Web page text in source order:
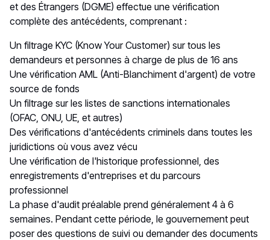
et des Étrangers (DGME) effectue une vérification
complète des antécédents, comprenant :
Un filtrage KYC (Know Your Customer) sur tous les
demandeurs et personnes à charge de plus de 16 ans
Une vérification AML (Anti-Blanchiment d'argent) de votre
source de fonds
Un filtrage sur les listes de sanctions internationales
(OFAC, ONU, UE, et autres)
Des vérifications d'antécédents criminels dans toutes les
juridictions où vous avez vécu
Une vérification de l'historique professionnel, des
enregistrements d'entreprises et du parcours
professionnel
La phase d'audit préalable prend généralement 4 à 6
semaines. Pendant cette période, le gouvernement peut
poser des questions de suivi ou demander des documents